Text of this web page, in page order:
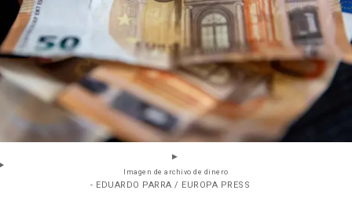
Imagen de archivo de dinero
- EDUARDO PARRA / EUROPA PRESS